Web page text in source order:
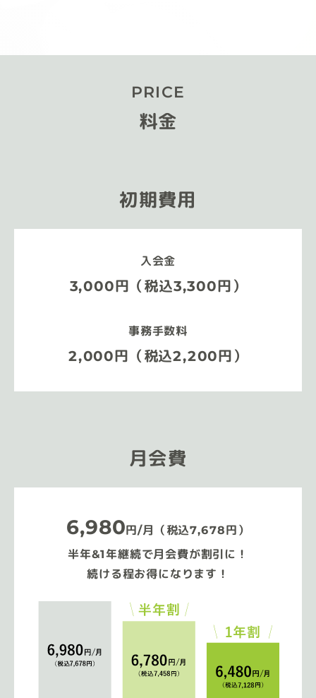
PRICE
料金
初期費用
入会金
3,000円（税込3,300円）
事務手数料
2,000円（税込2,200円）
月会費
6,980 円/月（税込7,678円）
半年&1年継続で月会費が割引に！
続ける程お得になります！